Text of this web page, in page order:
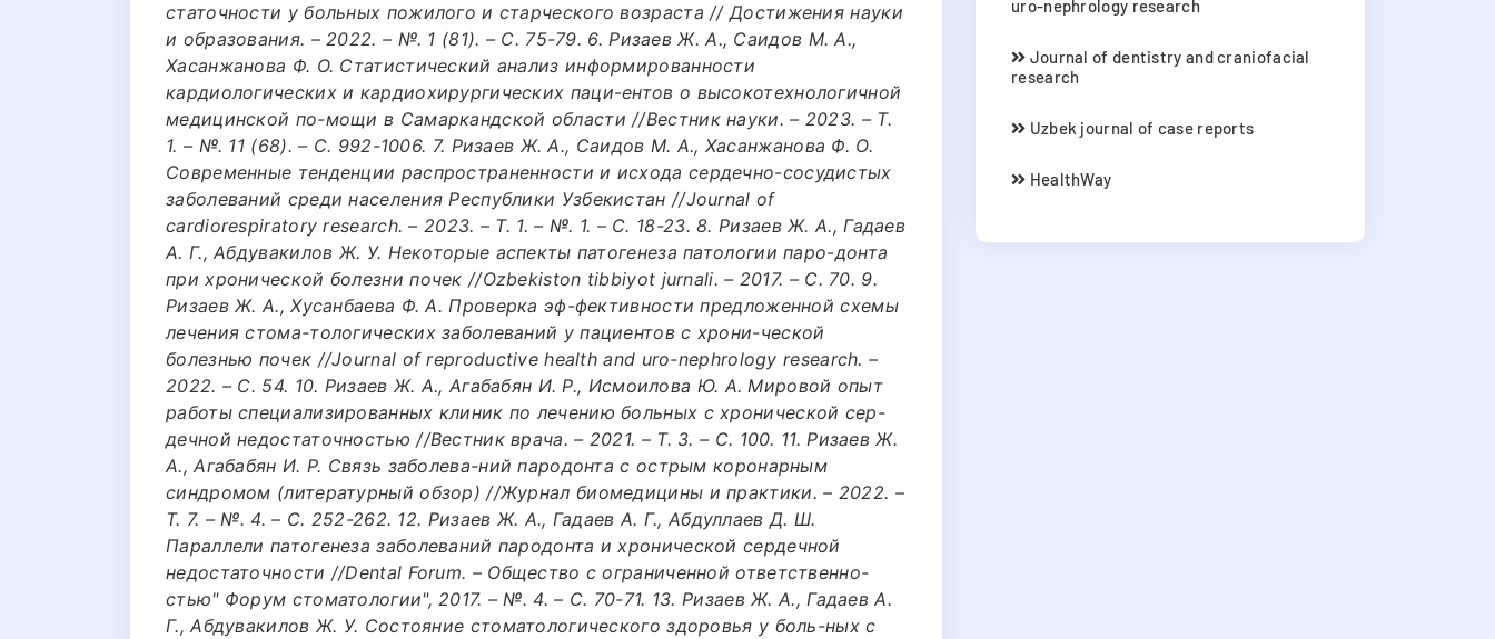
статочности у больных пожилого и старческого возраста // Достижения науки
и образования. – 2022. – №. 1 (81). – С. 75-79. 6. Ризаев Ж. А., Саидов М. А.,
Хасанжанова Ф. О. Статистический анализ информированности
кардиологических и кардиохирургических паци-ентов о высокотехнологичной
медицинской по-мощи в Самаркандской области //Вестник науки. – 2023. – Т.
1. – №. 11 (68). – С. 992-1006. 7. Ризаев Ж. А., Саидов М. А., Хасанжанова Ф. О.
Современные тенденции распространенности и исхода сердечно-сосудистых
заболеваний среди населения Республики Узбекистан //Journal of
cardiorespiratory research. – 2023. – Т. 1. – №. 1. – С. 18-23. 8. Ризаев Ж. А., Гадаев
А. Г., Абдувакилов Ж. У. Некоторые аспекты патогенеза патологии паро-донта
при хронической болезни почек //Ozbekiston tibbiyot jurnali. – 2017. – С. 70. 9.
Ризаев Ж. А., Хусанбаева Ф. А. Проверка эф-фективности предложенной схемы
лечения стома-тологических заболеваний у пациентов с хрони-ческой
болезнью почек //Journal of reproductive health and uro-nephrology research. –
2022. – С. 54. 10. Ризаев Ж. А., Агабабян И. Р., Исмоилова Ю. А. Мировой опыт
работы специализированных клиник по лечению больных с хронической сер-
дечной недостаточностью //Вестник врача. – 2021. – Т. 3. – С. 100. 11. Ризаев Ж.
А., Агабабян И. Р. Связь заболева-ний пародонта с острым коронарным
синдромом (литературный обзор) //Журнал биомедицины и практики. – 2022. –
Т. 7. – №. 4. – С. 252-262. 12. Ризаев Ж. А., Гадаев А. Г., Абдуллаев Д. Ш.
Параллели патогенеза заболеваний пародонта и хронической сердечной
недостаточности //Dental Forum. – Общество с ограниченной ответственно-
стью" Форум стоматологии", 2017. – №. 4. – С. 70-71. 13. Ризаев Ж. А., Гадаев А.
Г., Абдувакилов Ж. У. Состояние стоматологического здоровья у боль-ных с
uro-nephrology research
Journal of dentistry and craniofacial
research
Uzbek journal of case reports
HealthWay